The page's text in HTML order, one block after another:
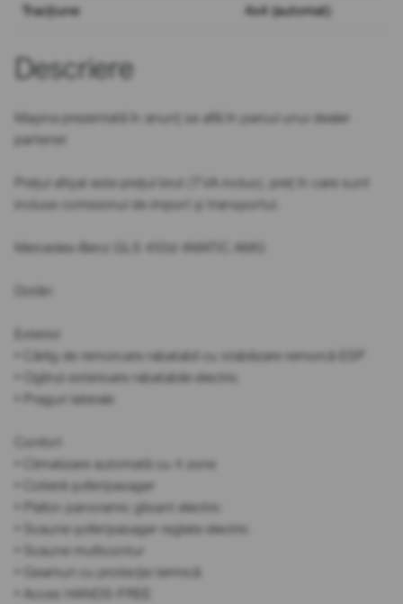
Tracțiune 4x4 (automat)
Descriere
Mașina prezentată în anunț se află în parcul unui dealer
partener.
Prețul afișat este prețul brut (TVA inclus), preț în care sunt
incluse comisionul de import și transportul.
Mercedes-Benz GLS 450d 4MATIC AMG
Dotări:
Exterior
• Cârlig de remorcare rabatabil cu stabilizare remorcă ESP
• Oglinzi exterioare rabatabile electric
• Praguri laterale
Confort
• Climatizare automată cu 4 zone
• Cotieră șofer/pasager
• Plafon panoramic glisant electric
• Scaune șofer/pasager reglate electric
• Scaune multicontur
• Geamuri cu protecție termică
• Acces HANDS-FREE